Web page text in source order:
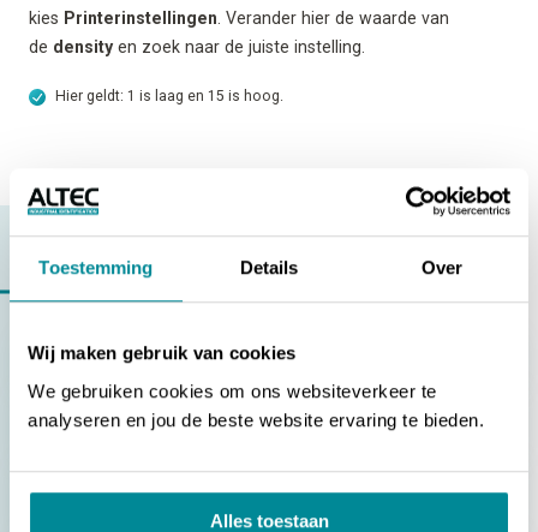
Toestemming Details Over
Wij maken gebruik van cookies
We gebruiken cookies om ons websiteverkeer te
analyseren en jou de beste website ervaring te bieden.
Alles toestaan
kies Printerinstellingen . Verander hier de waarde van
de density en zoek naar de juiste instelling.
Hier geldt: 1 is laag en 15 is hoog.
Mijn bedrukking is te licht bij de [ATP-300/600 Pro]
Mijn bedrukking is niet goed uitgelijnd bij de [ATP-300/600
Pro]